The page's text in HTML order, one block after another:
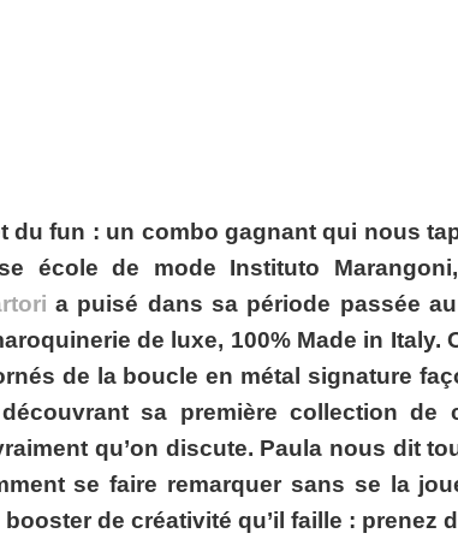
du fun : un combo gagnant qui nous
école de mode Instituto
a puisé dans sa période passée
de luxe, 100% Made in Italy.
de la boucle en métal signature
sa première collection de
qu’on discute. Paula nous dit
se faire remarquer sans se la
de créativité qu’il faille : prenez